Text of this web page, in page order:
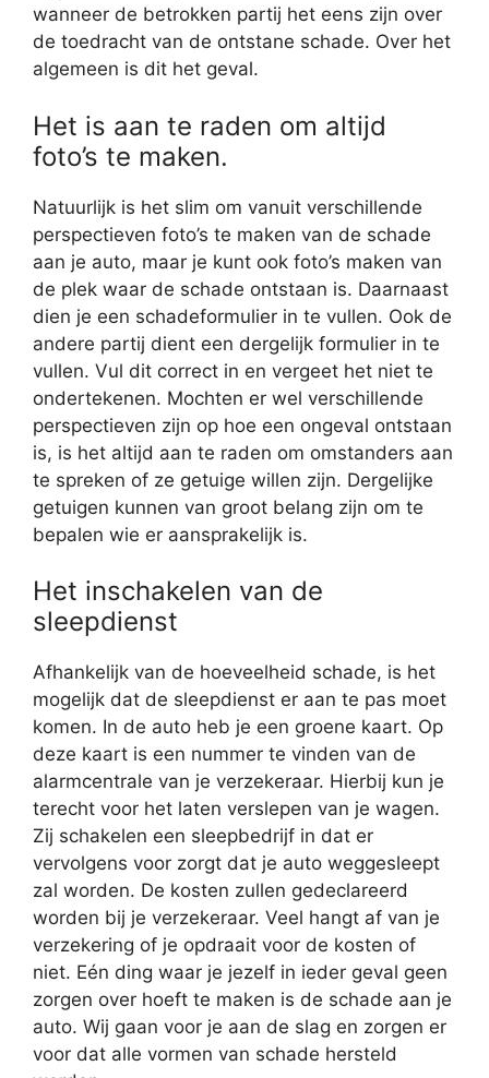
wanneer de betrokken partij het eens zijn over
de toedracht van de ontstane schade. Over het
algemeen is dit het geval.
Het is aan te raden om altijd
foto’s te maken.
Natuurlijk is het slim om vanuit verschillende
perspectieven foto’s te maken van de schade
aan je auto, maar je kunt ook foto’s maken van
de plek waar de schade ontstaan is. Daarnaast
dien je een schadeformulier in te vullen. Ook de
andere partij dient een dergelijk formulier in te
vullen. Vul dit correct in en vergeet het niet te
ondertekenen. Mochten er wel verschillende
perspectieven zijn op hoe een ongeval ontstaan
is, is het altijd aan te raden om omstanders aan
te spreken of ze getuige willen zijn. Dergelijke
getuigen kunnen van groot belang zijn om te
bepalen wie er aansprakelijk is.
Het inschakelen van de
sleepdienst
Afhankelijk van de hoeveelheid schade, is het
mogelijk dat de sleepdienst er aan te pas moet
komen. In de auto heb je een groene kaart. Op
deze kaart is een nummer te vinden van de
alarmcentrale van je verzekeraar. Hierbij kun je
terecht voor het laten verslepen van je wagen.
Zij schakelen een sleepbedrijf in dat er
vervolgens voor zorgt dat je auto weggesleept
zal worden. De kosten zullen gedeclareerd
worden bij je verzekeraar. Veel hangt af van je
verzekering of je opdraait voor de kosten of
niet. Eén ding waar je jezelf in ieder geval geen
zorgen over hoeft te maken is de schade aan je
auto. Wij gaan voor je aan de slag en zorgen er
voor dat alle vormen van schade hersteld